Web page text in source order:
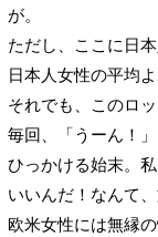
が。
ただし、ここに日
日本人女性の平均
それでも、このロ
毎回、「うーん！
ひっかける始末。
いいんだ！なんて
欧米女性には無縁